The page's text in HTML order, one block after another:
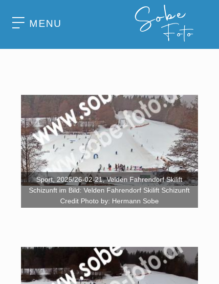
MENU
Sport, 2025/26-02-21, Velden Fahrendorf Skilift
Schizunft im Bild: Velden Fahrendorf Skilift Schizunft
Credit Photo by: Hermann Sobe